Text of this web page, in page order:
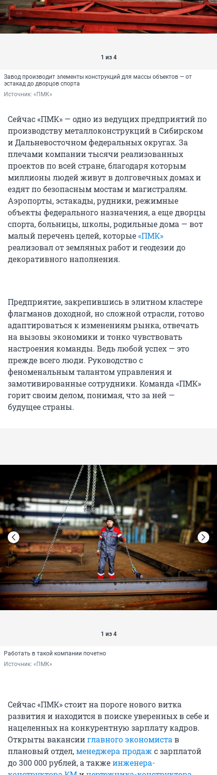
1 из 4
Завод производит элементы конструкций для массы объектов — от
эстакад до дворцов спорта
Источник: «ПМК»
Сейчас «ПМК» — одно из ведущих предприятий по
производству металлоконструкций в Сибирском
и Дальневосточном федеральных округах. За
плечами компании тысячи реализованных
проектов по всей стране, благодаря которым
миллионы людей живут в долговечных домах и
ездят по безопасным мостам и магистралям.
Аэропорты, эстакады, рудники, режимные
объекты федерального назначения, а еще дворцы
спорта, больницы, школы, родильные дома — вот
малый перечень целей, которые«ПМК»
реализовал от земляных работ и геодезии до
декоративного наполнения.
Предприятие, закрепившись в элитном кластере
флагманов доходной, но сложной отрасли, готово
адаптироваться к изменениям рынка, отвечать
на вызовы экономики и тонко чувствовать
настроения команды. Ведь любой успех — это
прежде всего люди. Руководство с
феноменальным талантом управления и
замотивированные сотрудники. Команда «ПМК»
горит своим делом, понимая, что за ней —
будущее страны.
1 из 4
Работать в такой компании почетно
Источник: «ПМК»
Сейчас «ПМК» стоит на пороге нового витка
развития и находится в поиске уверенных в себе и
нацеленных на конкурентную зарплату кадров.
Открыты вакансииглавного экономистав
плановый отдел,менеджера продаж с зарплатой
до 300 000 рублей, а такжеинженера-